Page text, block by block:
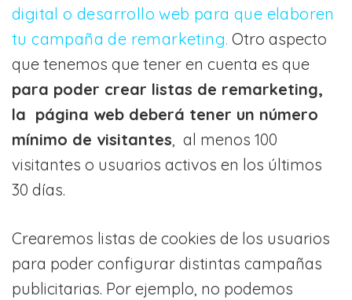
digital o desarrollo web para que elaboren
tu campaña de remarketing. Otro aspecto
que tenemos que tener en cuenta es que
para poder crear listas de remarketing,
la página web deberá tener un número
mínimo de visitantes , al menos 100
visitantes o usuarios activos en los últimos
30 días.
Crearemos listas de cookies de los usuarios
para poder configurar distintas campañas
publicitarias. Por ejemplo, no podemos